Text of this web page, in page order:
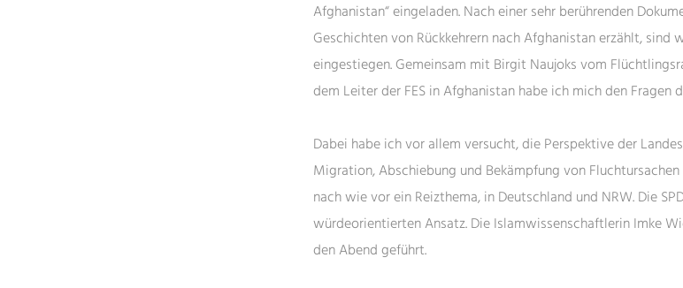
Afghanistan“ eingeladen. Nach einer sehr berührenden
Geschichten von Rückkehrern nach Afghanistan erzählt, sind
eingestiegen. Gemeinsam mit Birgit Naujoks vom
dem Leiter der FES in Afghanistan habe ich mich den Fragen
Dabei habe ich vor allem versucht, die Perspektive der
Migration, Abschiebung und Bekämpfung von Fluchtursachen
nach wie vor ein Reizthema, in Deutschland und NRW. Die
würdeorientierten Ansatz. Die Islamwissenschaftlerin Imke
den Abend geführt.